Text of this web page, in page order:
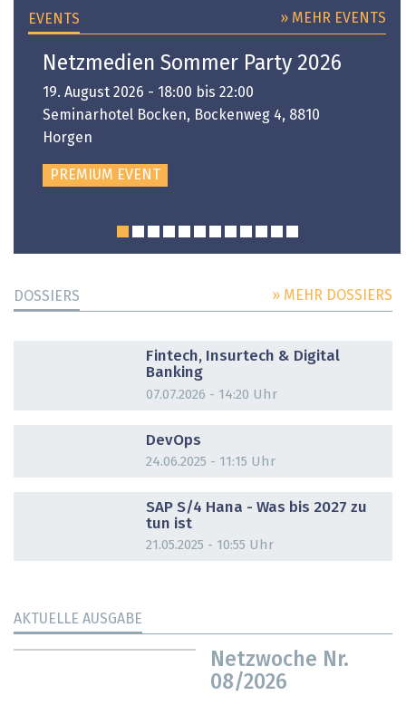
EVENTS » MEHR EVENTS
Netzmedien Sommer Party 2026
19. August 2026 - 18:00 bis 22:00
Seminarhotel Bocken, Bockenweg 4, 8810
Horgen
PREMIUM EVENT
DOSSIERS » MEHR DOSSIERS
Fintech, Insurtech & Digital
Banking
07.07.2026 - 14:20 Uhr
DevOps
24.06.2025 - 11:15 Uhr
SAP S/4 Hana - Was bis 2027 zu
tun ist
21.05.2025 - 10:55 Uhr
AKTUELLE AUSGABE
Netzwoche Nr.
08/2026